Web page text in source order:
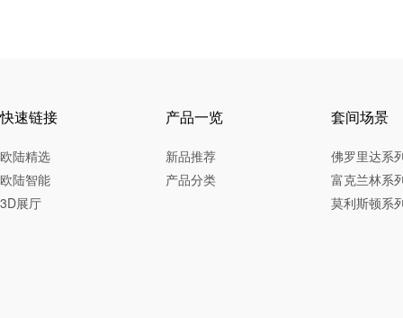
快速链接
欧陆精选
欧陆智能
3D展厅
产品一览
新品推荐
产品分类
套间场景
佛罗里达系
富克兰林系
莫利斯顿系